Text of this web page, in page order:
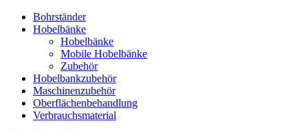
Bohrständer
Hobelbänke
Hobelbänke
Mobile Hobelbänke
Zubehör
Hobelbankzubehör
Maschinenzubehör
Oberflächenbehandlung
Verbrauchsmaterial